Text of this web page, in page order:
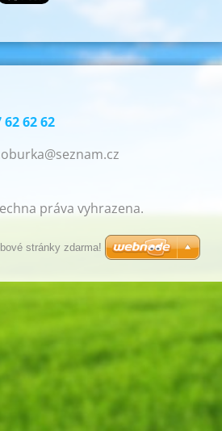
62 62 62
burka@seznam.cz
práva vyhrazena.
stránky zdarma!